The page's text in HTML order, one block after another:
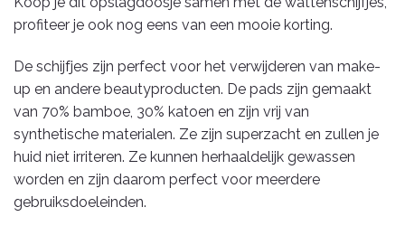
profiteer je ook nog eens van een mooie korting.
De schijfjes zijn perfect voor het verwijderen van make-
up en andere beautyproducten. De pads zijn gemaakt
van 70% bamboe, 30% katoen en zijn vrij van
synthetische materialen. Ze zijn superzacht en zullen je
huid niet irriteren. Ze kunnen herhaaldelijk gewassen
worden en zijn daarom perfect voor meerdere
gebruiksdoeleinden.